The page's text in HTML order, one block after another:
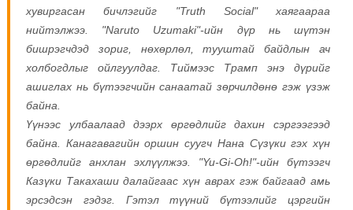
хувиргасан бичлэгийг "Truth Social" хаягаараа
нийтэлжээ. "Naruto Uzumaki"-ийн дүр нь шүтэн
бишрэгчдэд зориг, нөхөрлөл, тууштай байдлын ач
холбогдлыг ойлгуулдаг. Тиймээс Трамп энэ дүрийг
ашиглах нь бүтээгчийн санаатай зөрчилдөнө гэж үзэж
байна.
Үүнээс улбаалаад дээрх өргөдлийг дахин сэргээгээд
байна. Канагавагийн оршин суугч Нана Сүзүки гэх хүн
өргөдлийг анхлан эхлүүлжээ. "Yu-Gi-Oh!"-ийн бүтээгч
Казүки Такахаши далайгаас хүн аврах гэж байгаад амь
эрсэдсэн гэдэг. Гэтэл түүний бүтээлийг цэргийн